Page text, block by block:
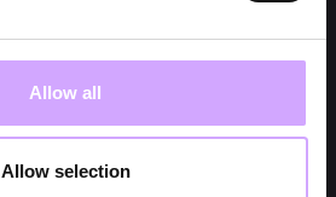
Allow all
Allow selection